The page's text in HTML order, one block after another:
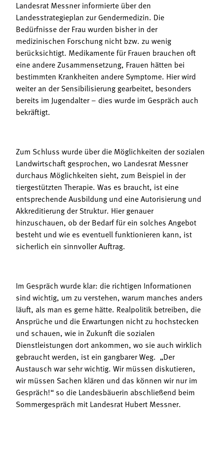
Landesrat Messner informierte über den
Landesstrategieplan zur Gendermedizin. Die
Bedürfnisse der Frau wurden bisher in der
medizinischen Forschung nicht bzw. zu wenig
berücksichtigt. Medikamente für Frauen brauchen oft
eine andere Zusammensetzung, Frauen hätten bei
bestimmten Krankheiten andere Symptome. Hier wird
weiter an der Sensibilisierung gearbeitet, besonders
bereits im Jugendalter – dies wurde im Gespräch auch
bekräftigt.
Zum Schluss wurde über die Möglichkeiten der sozialen
Landwirtschaft gesprochen, wo Landesrat Messner
durchaus Möglichkeiten sieht, zum Beispiel in der
tiergestützten Therapie. Was es braucht, ist eine
entsprechende Ausbildung und eine Autorisierung und
Akkreditierung der Struktur. Hier genauer
hinzuschauen, ob der Bedarf für ein solches Angebot
besteht und wie es eventuell funktionieren kann, ist
sicherlich ein sinnvoller Auftrag.
Im Gespräch wurde klar: die richtigen Informationen
sind wichtig, um zu verstehen, warum manches anders
läuft, als man es gerne hätte. Realpolitik betreiben, die
Ansprüche und die Erwartungen nicht zu hochstecken
und schauen, wie in Zukunft die sozialen
Dienstleistungen dort ankommen, wo sie auch wirklich
gebraucht werden, ist ein gangbarer Weg. „Der
Austausch war sehr wichtig. Wir müssen diskutieren,
wir müssen Sachen klären und das können wir nur im
Gespräch!“ so die Landesbäuerin abschließend beim
Sommergespräch mit Landesrat Hubert Messner.